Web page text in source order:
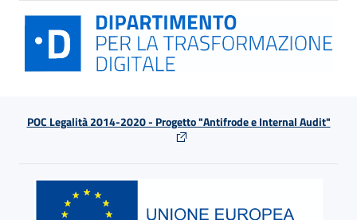
POC Legalità 2014-2020 - Progetto "Antifrode e Internal Audit"